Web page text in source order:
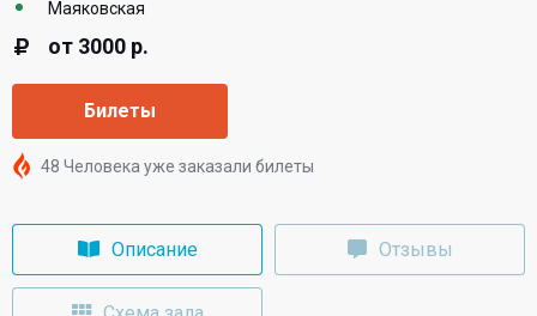
Маяковская
от 3000 р.
Билеты
48 Человека уже заказали билеты
Описание Отзывы